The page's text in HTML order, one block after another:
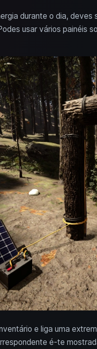
durante o dia, deves
usar vários painéis
e liga uma
é-te